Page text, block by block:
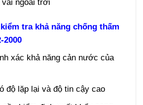
ngoài trời
tra khả năng chống thấm
2000
xác khả năng cản nước của
độ lặp lại và độ tin cậy cao